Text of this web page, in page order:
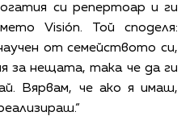
си репертоар и ги
Visión. Той споделя:
от семейството си,
за нещата, така че да ги
Вярвам, че ако я имаш,